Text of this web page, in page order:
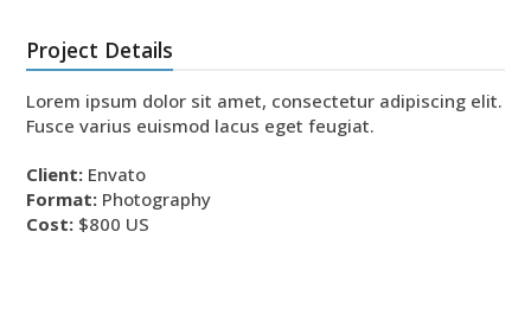
Project Details
Lorem ipsum dolor sit amet, consectetur adipiscing elit.
Fusce varius euismod lacus eget feugiat.
Client: Envato
Format: Photography
Cost: $800 US